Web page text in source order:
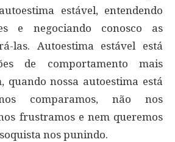
estável, entendendo
e negociando conosco as
las. Autoestima estável está
de comportamento mais
quando nossa autoestima está
comparamos, não nos
frustramos e nem queremos
nos punindo.